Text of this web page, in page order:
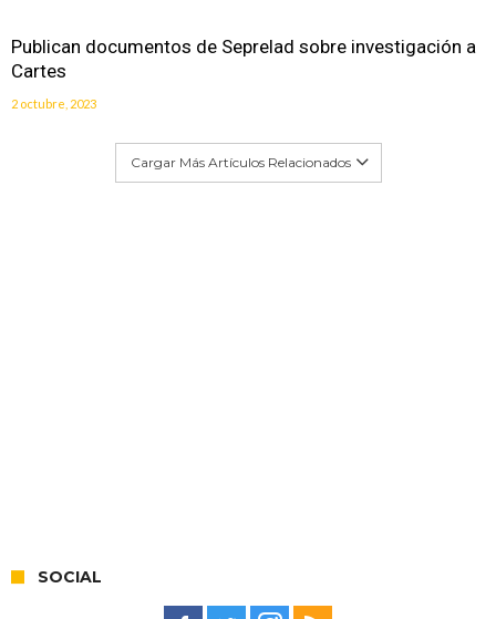
Publican documentos de Seprelad sobre investigación a
Cartes
2 octubre, 2023
Cargar Más Artículos Relacionados
SOCIAL